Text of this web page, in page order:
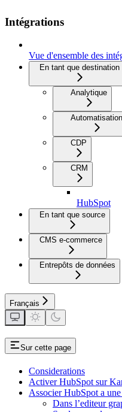
Intégrations
Vue d'ensemble des
En tant que destination
Analytique
Automatisation
CDP
CRM
HubSpot
En tant que source
CMS e-commerce
Entrepôts de données
Français
Sur cette page
Considerations
Activer HubSpot sur
Associer HubSpot a
Dans l’editeur